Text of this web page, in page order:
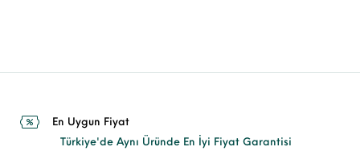
En Uygun Fiyat
Türkiye'de Aynı Üründe En İyi Fiyat Garantisi